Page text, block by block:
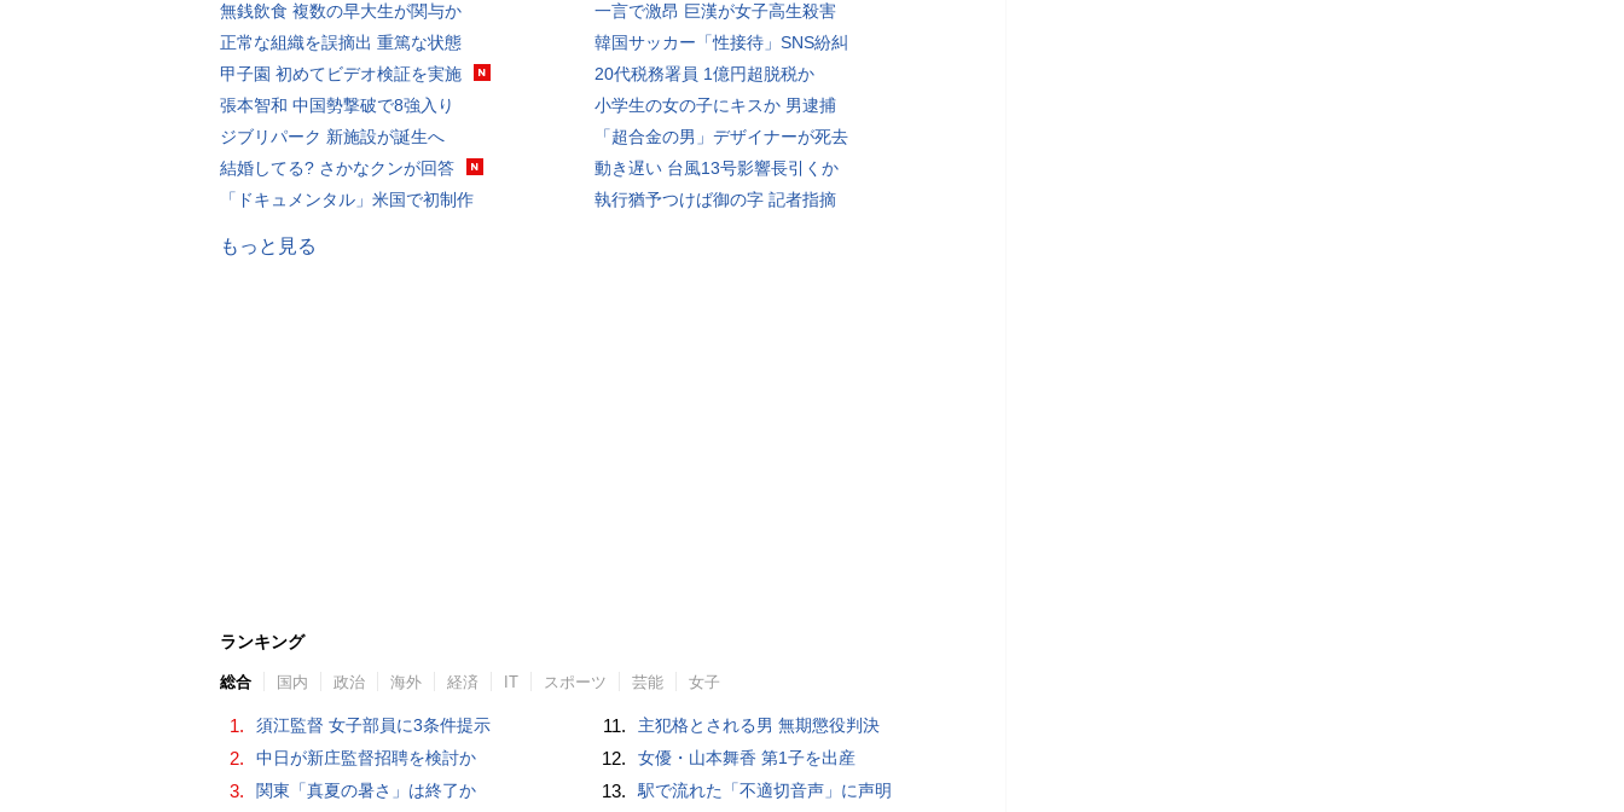
無銭飲食 複数の早大生が関与か
正常な組織を誤摘出 重篤な状態
甲子園 初めてビデオ検証を実施
張本智和 中国勢撃破で8強入り
ジブリパーク 新施設が誕生へ
結婚してる? さかなクンが回答
「ドキュメンタル」米国で初制作
一言で激昂 巨漢が女子高生殺害
韓国サッカー「性接待」SNS紛糾
20代税務署員 1億円超脱税か
小学生の女の子にキスか 男逮捕
「超合金の男」デザイナーが死去
動き遅い 台風13号影響長引くか
執行猶予つけば御の字 記者指摘
もっと見る
ランキング
総合 国内 政治 海外 経済 IT スポーツ 芸能 女子
1. 須江監督 女子部員に3条件提示
2. 中日が新庄監督招聘を検討か
3. 関東「真夏の暑さ」は終了か
11. 主犯格とされる男 無期懲役判決
12. 女優・山本舞香 第1子を出産
13. 駅で流れた「不適切音声」に声明